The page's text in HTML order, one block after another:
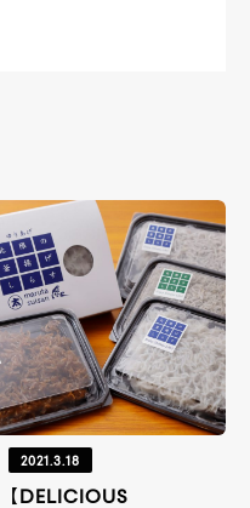
2021.3.18
【DELICIOUS